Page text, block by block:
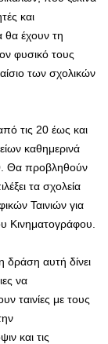
και
θα έχουν τη
φυσικό τους
των σχολικών
τις 20 έως και
καθημερινά
Θα προβληθούν
τα σχολεία
Ταινιών για
Κινηματογράφου.
δράση αυτή δίνει
να
ταινίες με τους
και τις